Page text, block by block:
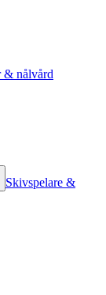
& nålvård
Skivspelare &